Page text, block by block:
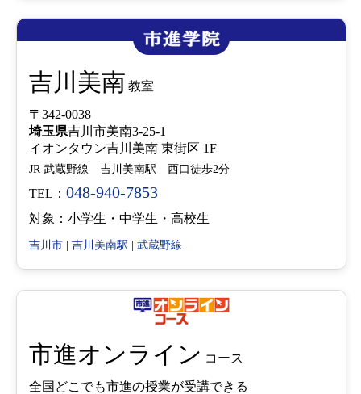
吉川美南 教室
〒342-0038
埼玉県吉川市美南3-25-1
イオンタウン吉川美南 東街区 1F
JR 武蔵野線 吉川美南駅 西口徒歩2分
TEL： 048-940-7853
対象：小学生・中学生・高校生
吉川市 吉川美南駅 武蔵野線
市進オンライン コース
全国どこでも市進の授業が受講できる